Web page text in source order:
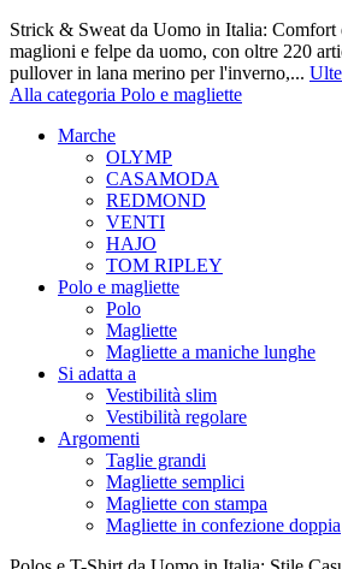
Strick & Sweat da Uomo in Italia: Comfort
maglioni e felpe da uomo, con oltre 220
pullover in lana merino per l'inverno,...
Alla categoria Polo e magliette
Marche
OLYMP
CASAMODA
REDMOND
VENTI
HAJO
TOM RIPLEY
Polo e magliette
Polo
Magliette
Magliette a maniche lunghe
Si adatta a
Vestibilità slim
Vestibilità regolare
Argomenti
Taglie grandi
Magliette semplici
Magliette con stampa
Magliette in confezione doppia